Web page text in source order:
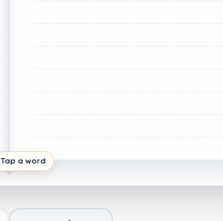
Tap a word